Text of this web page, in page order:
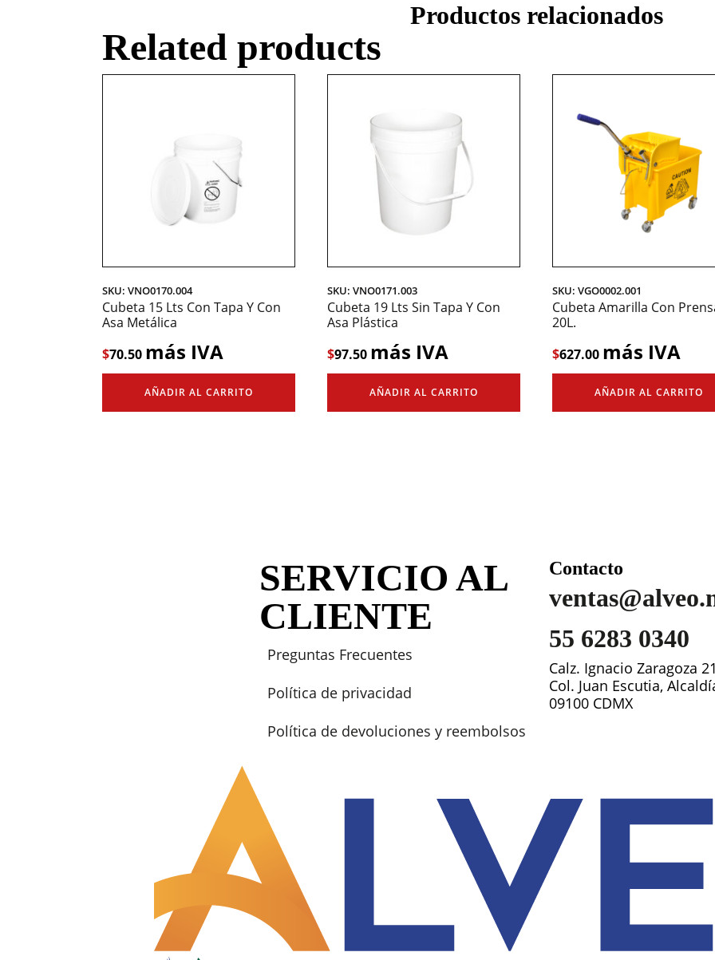
Productos relacionados
Related products
SKU: VNO0170.004
Cubeta 15 Lts Con Tapa Y Con
Asa Metálica
$70.50 más IVA
AÑADIR AL CARRITO
SKU: VNO0171.003
Cubeta 19 Lts Sin Tapa Y Con
Asa Plástica
$97.50 más IVA
AÑADIR AL CARRITO
SKU: VGO0002.001
Cubeta Amarilla Con
20L.
$627.00 más IVA
AÑADIR AL CARRITO
SERVICIO AL
CLIENTE
Preguntas Frecuentes
Política de privacidad
Política de devoluciones y reembolsos
Contacto
55 6283 0340
Calz. Ignacio Zaragoza
Col. Juan Escutia,
09100 CDMX